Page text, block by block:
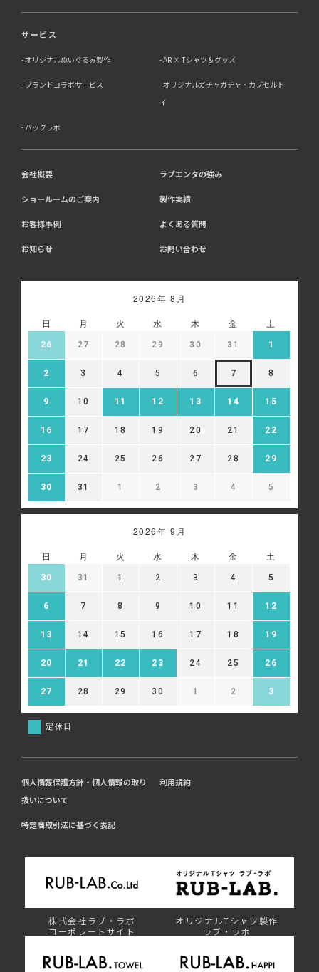
サービス
オリジナルぬいぐるみ製作 AR × Tシャツ & グッズ
ブランドコラボサービス
オリジナルガチャガチャ・カプセルト
イ
バックラボ
会社概要 ラブエンタの強み
ショールームのご案内 製作実績
お客様事例 よくある質問
お知らせ お問い合わせ
2026年 8月
日 月 火 水 木 金 土
26 27 28 29 30 31 1
2 3 4 5 6 7 8
9 10 11 12 13 14 15
16 17 18 19 20 21 22
23 24 25 26 27 28 29
30 31 1 2 3 4 5
2026年 9月
日 月 火 水 木 金 土
30 31 1 2 3 4 5
6 7 8 9 10 11 12
13 14 15 16 17 18 19
20 21 22 23 24 25 26
27 28 29 30 1 2 3
定休日
個人情報保護方針・個人情報の取り
扱いについて
利用規約
特定商取引法に基づく表記
株式会社ラブ・ラボ
コーポレートサイト
オリジナルTシャツ製作
ラブ・ラボ